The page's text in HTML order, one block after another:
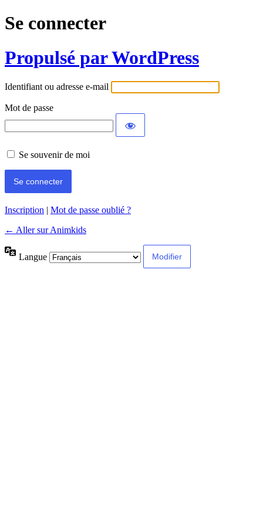
Se connecter
Propulsé par WordPress
Identifiant ou adresse e-mail
Mot de passe
Se souvenir de moi
Inscription | Mot de passe oublié ?
← Aller sur Animkids
Langue